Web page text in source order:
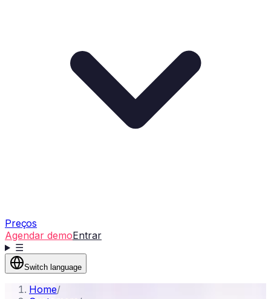
Preços
Agendar demoEntrar
☰
Switch language
Home/